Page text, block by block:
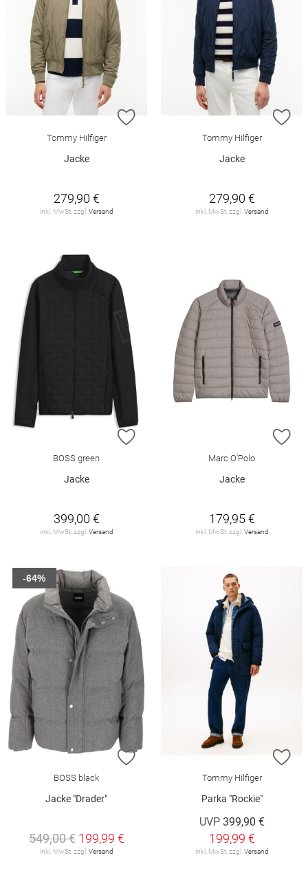
ZUR WUNSCHLISTE HINZUFÜGEN
Tommy Hilfiger
Jacke
279,90 €
inkl. MwSt. zzgl. Versand
Tommy Hilfiger
Jacke
279,90 €
inkl. MwSt. zzgl. Versand
ZUR WUNSCHLISTE HINZUFÜGEN
BOSS green
Jacke
399,00 €
inkl. MwSt. zzgl. Versand
Marc O'Polo
Jacke
179,95 €
inkl. MwSt. zzgl. Versand
ZUR WUNSCHLISTE HINZUFÜGEN
BOSS black
Jacke "Drader"
549,00 € 199,99 €
inkl. MwSt. zzgl. Versand
-64%
Tommy Hilfiger
Parka "Rockie"
UVP 399,90 €
199,99 €
inkl. MwSt. zzgl. Versand